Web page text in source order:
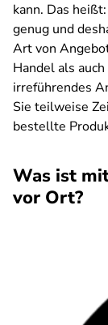
kann. Das
genug und
Art von
Handel als
irreführendes
Sie teilweise
bestellte
Was ist
vor Ort?